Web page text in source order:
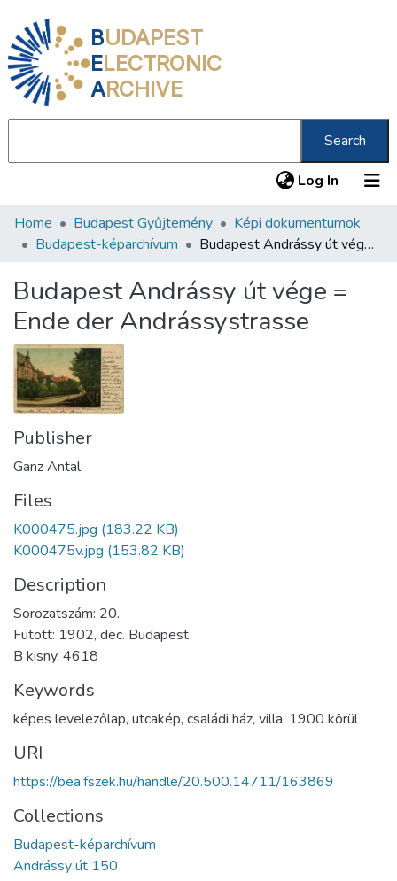
BUDAPEST
ELECTRONIC
ARCHIVE
Search
Log In (current)
Communities & Collections
Statistics
About us
Home Budapest Gyűjtemény
Képi dokumentumok
Budapest-képarchívum
Budapest Andrássy út vége = Ende der Andrássystrasse
Budapest Andrássy út vége =
Ende der Andrássystrasse
Publisher
Ganz Antal,
Files
K000475.jpg (183.22 KB)
K000475v.jpg (153.82 KB)
Description
Sorozatszám: 20.
Futott: 1902, dec. Budapest
B kisny. 4618
Keywords
képes levelezőlap, utcakép, családi ház, villa, 1900 körül
URI
https://bea.fszek.hu/handle/20.500.14711/163869
Collections
Budapest-képarchívum
Andrássy út 150